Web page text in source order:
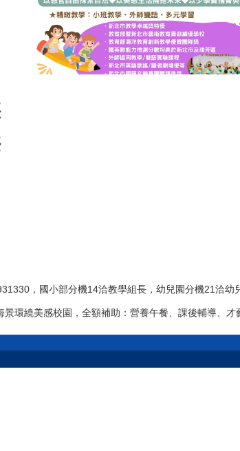
，國小部分機14洽教學組長，幼兒園分機21洽幼
環繞美感校園，全額補助：營養午餐、課後輔導、才